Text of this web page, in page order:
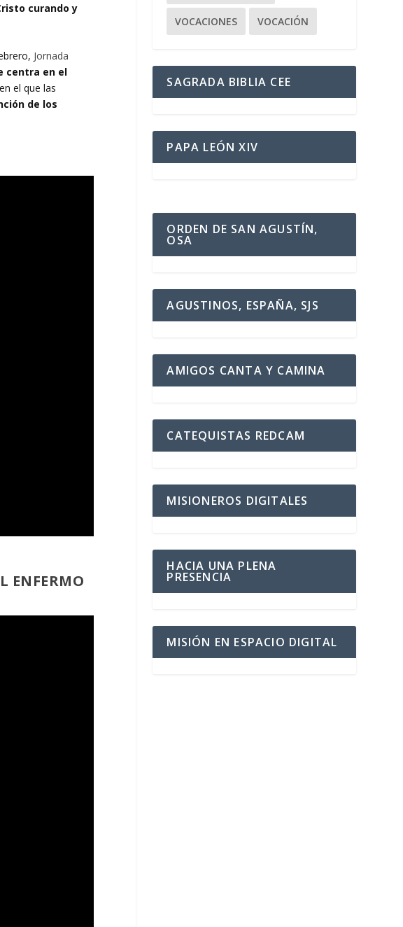
curando y
Jornada
centra en el
el que las
de los
ENFERMO
VOCACIONES VOCACIÓN
SAGRADA BIBLIA CEE
PAPA LEÓN XIV
ORDEN DE SAN AGUSTÍN,
OSA
AGUSTINOS, ESPAÑA, SJS
AMIGOS CANTA Y CAMINA
CATEQUISTAS REDCAM
MISIONEROS DIGITALES
HACIA UNA PLENA
PRESENCIA
MISIÓN EN ESPACIO DIGITAL